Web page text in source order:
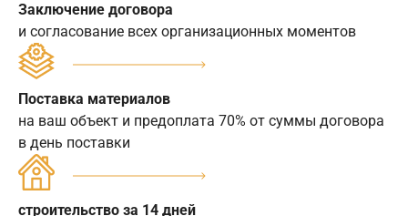
Заключение договора
и согласование всех организационных моментов
Поставка материалов
на ваш объект и предоплата 70% от суммы договора
в день поставки
строительство за 14 дней